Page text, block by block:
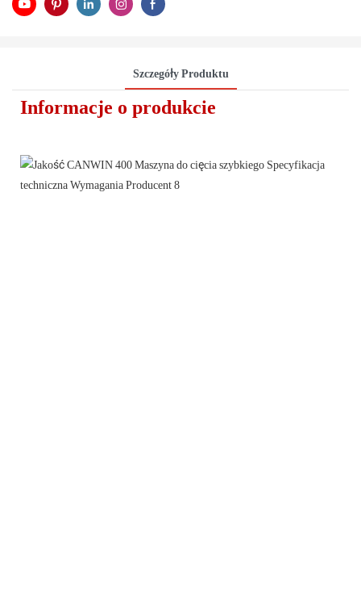
Szczegóły Produktu
Informacje o produkcie